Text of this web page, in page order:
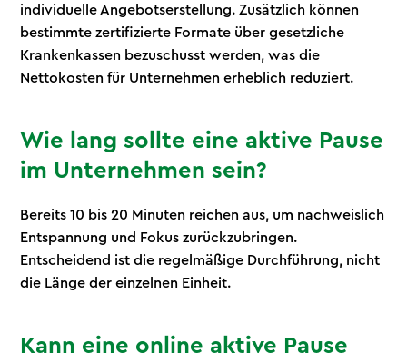
individuelle Angebotserstellung. Zusätzlich können
bestimmte zertifizierte Formate über gesetzliche
Krankenkassen bezuschusst werden, was die
Nettokosten für Unternehmen erheblich reduziert.
Wie lang sollte eine aktive Pause
im Unternehmen sein?
Bereits 10 bis 20 Minuten reichen aus, um nachweislich
Entspannung und Fokus zurückzubringen.
Entscheidend ist die regelmäßige Durchführung, nicht
die Länge der einzelnen Einheit.
Kann eine online aktive Pause